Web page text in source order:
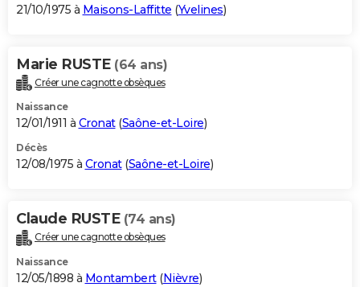
21/10/1975 à Maisons-Laffitte (Yvelines)
Marie RUSTE (64 ans)
Créer une cagnotte obsèques
Naissance
12/01/1911 à Cronat(Saône-et-Loire)
Décès
12/08/1975 à Cronat(Saône-et-Loire)
Claude RUSTE (74 ans)
Créer une cagnotte obsèques
Naissance
12/05/1898 à Montambert(Nièvre)